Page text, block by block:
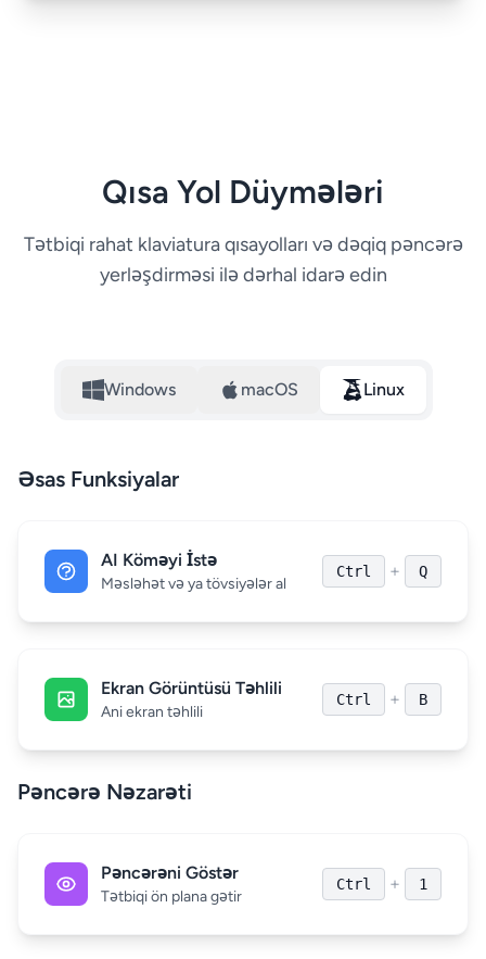
Qısa Yol Düymələri
Tətbiqi rahat klaviatura qısayolları və dəqiq pəncərə
yerləşdirməsi ilə dərhal idarə edin
Windows macOS Linux
Əsas Funksiyalar
AI Köməyi İstə
Məsləhət və ya tövsiyələr al
Ctrl + Q
Ekran Görüntüsü Təhlili
Ani ekran təhlili
Ctrl + B
Pəncərə Nəzarəti
Pəncərəni Göstər
Tətbiqi ön plana gətir
Ctrl + 1